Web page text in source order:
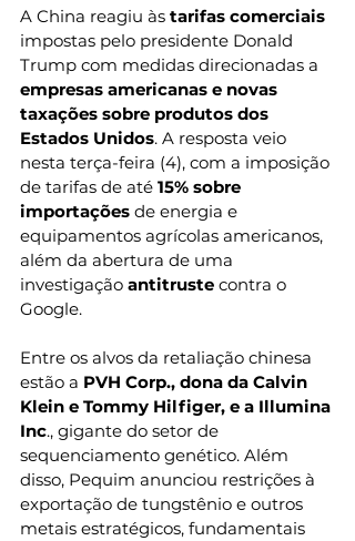
A China reagiu às tarifas comerciais
impostas pelo presidente Donald
Trump com medidas direcionadas a
empresas americanas e novas
taxações sobre produtos dos
Estados Unidos. A resposta veio
nesta terça-feira (4), com a imposição
de tarifas de até 15% sobre
importações de energia e
equipamentos agrícolas americanos,
além da abertura de uma
investigação antitruste contra o
Google.
Entre os alvos da retaliação chinesa
estão a PVH Corp., dona da Calvin
Klein e Tommy Hilfiger, e a Illumina
Inc., gigante do setor de
sequenciamento genético. Além
disso, Pequim anunciou restrições à
exportação de tungstênio e outros
metais estratégicos, fundamentais